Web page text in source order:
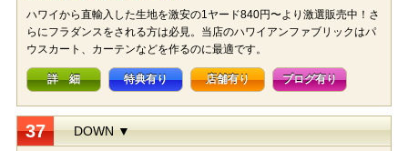
ハワイから直輸入した生地を激安の1ヤード840円〜より激選販売中！さ
らにフラダンスをされる方は必見。当店のハワイアンファブリックはパ
ウスカート、カーテンなどを作るのに最適です。
詳 細 特典有り 店舗有り ブログ有り
37 DOWN ▼